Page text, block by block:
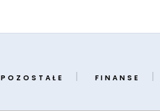
POZOSTAŁE FINANSE